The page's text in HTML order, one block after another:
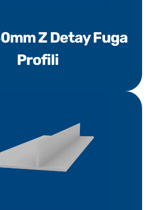
Z Detay Fuga
Profili